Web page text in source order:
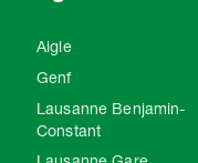
Aigle
Genf
Lausanne Benjamin-
Constant